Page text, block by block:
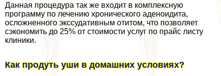
Данная процедypa так же входит в комплексную
программу по лечению хронического аденоидита,
осложненного экссудативным отитом, что позволяет
сэкономить до 25% от стоимости услуг по прайс листу
клиники.
Как продуть уши в домашних условиях?